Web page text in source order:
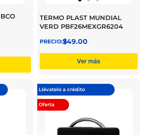
TERMO PLAST MUNDIAL
VERD PBF26MEXGR6204
$
249.00
Ver más
Llévatelo a crédito
Oferta